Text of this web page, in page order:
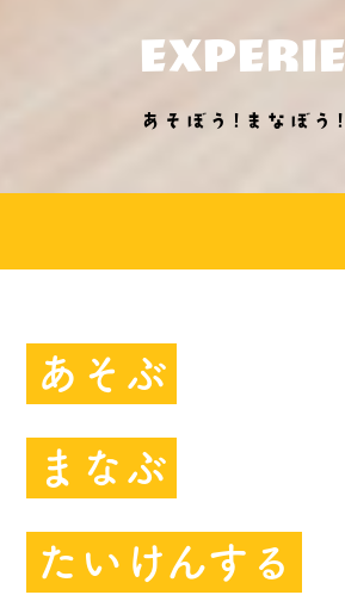
あそぼう!まなぼう
あそぶ
まなぶ
たいけんする